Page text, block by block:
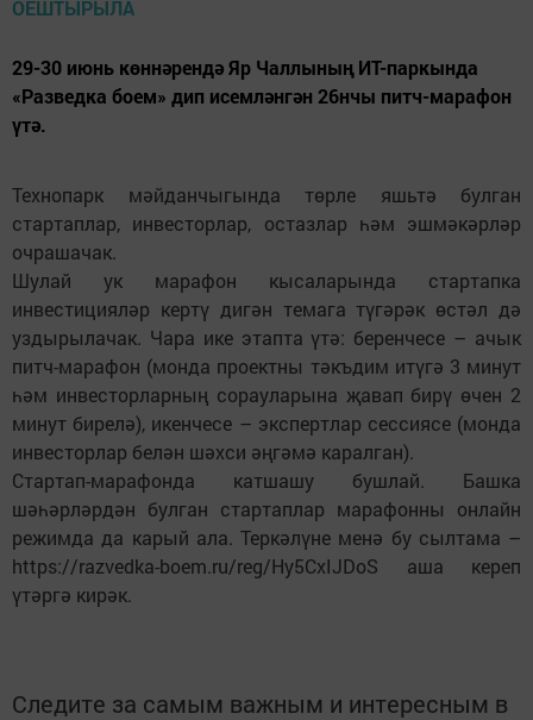
29-30 июнь көннәрендә Яр Чаллының ИТ-паркында
«Разведка боем» дип исемләнгән 26нчы питч-марафон
үтә.
Технопарк мәйданчыгында төрле яшьтә булган
стартаплар, инвесторлар, остазлар һәм эшмәкәрләр
очрашачак.
Шулай ук марафон кысаларында стартапка
инвестицияләр кертү дигән темага түгәрәк өстәл дә
уздырылачак. Чара ике этапта үтә: беренчесе – ачык
питч-марафон (монда проектны тәкъдим итүгә 3 минут
һәм инвесторларның сорауларына җавап бирү өчен 2
минут бирелә), икенчесе – экспертлар сессиясе (монда
инвесторлар белән шәхси әңгәмә каралган).
Стартап-марафонда катшашу бушлай. Башка
шәһәрләрдән булган стартаплар марафонны онлайн
режимда да карый ала. Теркәлүне менә бу сылтама –
https://razvedka-boem.ru/reg/Hy5CxIJDoS аша кереп
үтәргә кирәк.
Следите за самым важным и интересным в